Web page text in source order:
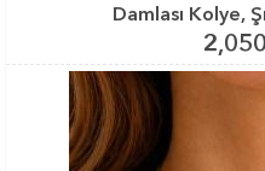
Damlası Kolye,